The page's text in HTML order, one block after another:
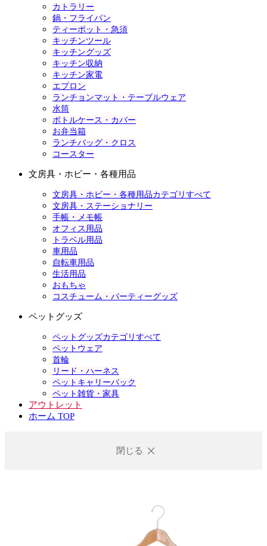
カトラリー
鍋・フライパン
ティーポット・急須
キッチンツール
キッチングッズ
キッチン収納
キッチン家電
エプロン
ランチョンマット・テーブルウェア
水筒
ボトルケース・カバー
お弁当箱
ランチバッグ・クロス
コースター
文房具・ホビー・各種用品
文房具・ホビー・各種用品カテゴリすべて
文房具・ステーショナリー
手帳・メモ帳
オフィス用品
トラベル用品
車用品
自転車用品
生活用品
おもちゃ
コスチューム・パーティーグッズ
ペットグッズ
ペットグッズカテゴリすべて
ペットウェア
首輪
リード・ハーネス
ペットキャリーバック
ペット雑貨・家具
アウトレット
ホーム TOP
閉じる